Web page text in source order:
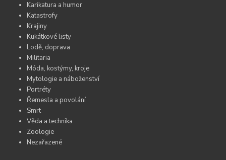
Karikatura a humor
Katastrofy
Krajiny
Kukátkové listy
Lodě, doprava
Militaria
Móda, kostýmy, kroje
Mytologie a náboženství
Portréty
Řemesla a povolání
Smrt
Věda a technika
Zoologie
Nezařazené